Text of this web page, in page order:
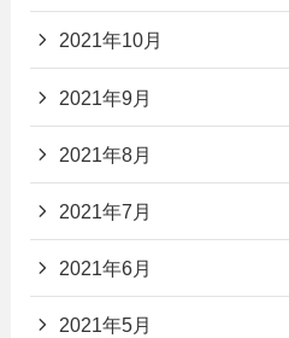
2021年10月
2021年9月
2021年8月
2021年7月
2021年6月
2021年5月